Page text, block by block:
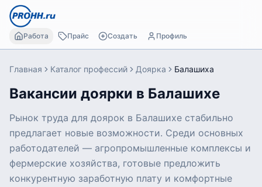
Работа Прайс Создать Профиль
Главная Каталог профессий Доярка Балашиха
Вакансии доярки в Балашихе
Рынок труда для доярок в Балашихе стабильно
предлагает новые возможности. Среди основных
работодателей — агропромышленные комплексы и
фермерские хозяйства, готовые предложить
конкурентную заработную плату и комфортные